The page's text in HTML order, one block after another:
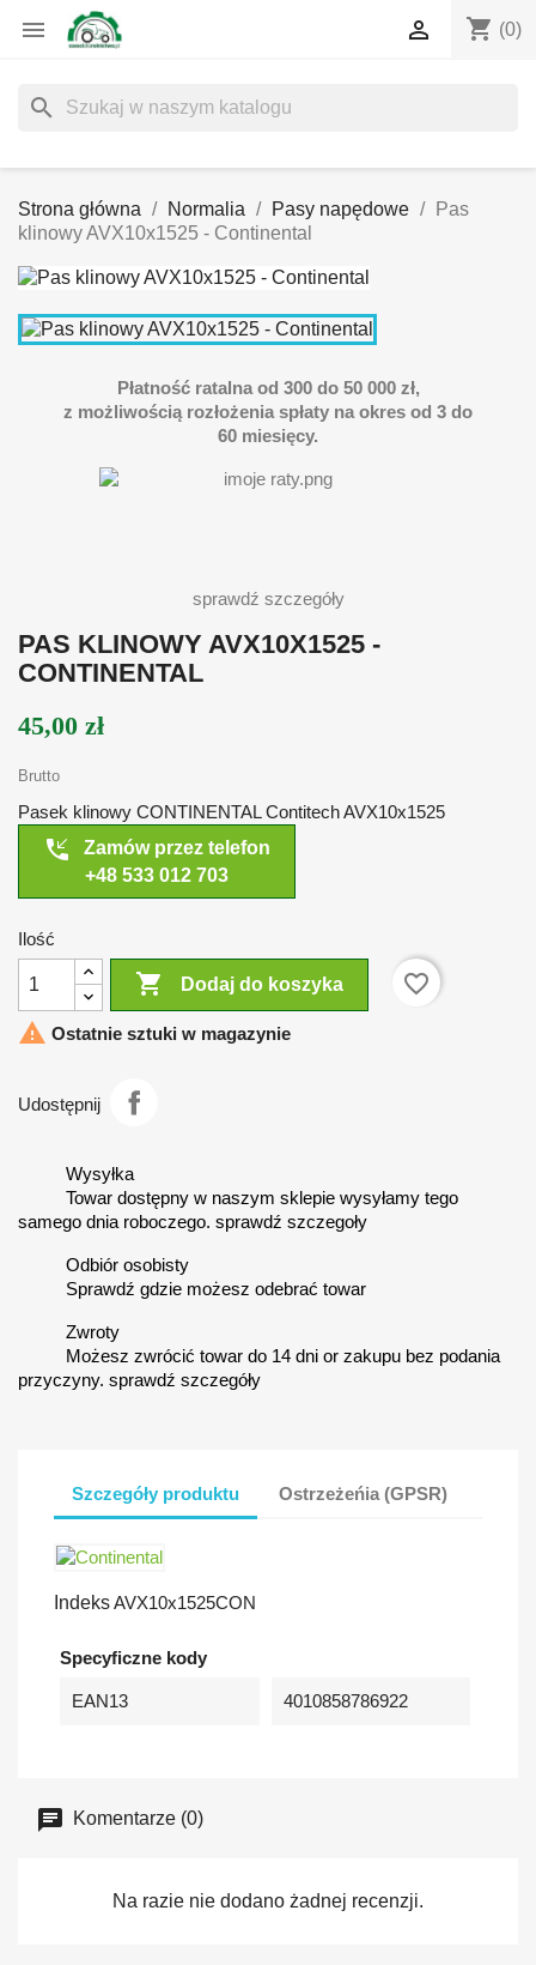
 shopping_cart (0)

search
Strona główna Normalia Pasy napędowe
Pas
klinowy AVX10x1525 - Continental
Płatność ratalna od 300 do 50 000 zł,
z możliwością rozłożenia spłaty na okres od 3 do
60 miesięcy.
sprawdź szczegóły
PAS KLINOWY AVX10X1525 -
CONTINENTAL
45,00 zł
Brutto
Pasek klinowy CONTINENTAL Contitech AVX10x1525
phone_callback
Zamów przez telefon
+48 533 012 703
Ilość
 Dodaj do koszyka
favorite_border
 Ostatnie sztuki w magazynie
Udostępnij
Wysyłka
Towar dostępny w naszym sklepie wysyłamy tego
samego dnia roboczego. sprawdź szczegoły
Odbiór osobisty
Sprawdź gdzie możesz odebrać towar
Zwroty
Możesz zwrócić towar do 14 dni or zakupu bez podania
przyczyny. sprawdź szczegóły
Szczegóły produktu Ostrzeżeńia (GPSR)
IndeksAVX10x1525CON
Specyficzne kody
EAN13 4010858786922
Komentarze (0)
Na razie nie dodano żadnej recenzji.